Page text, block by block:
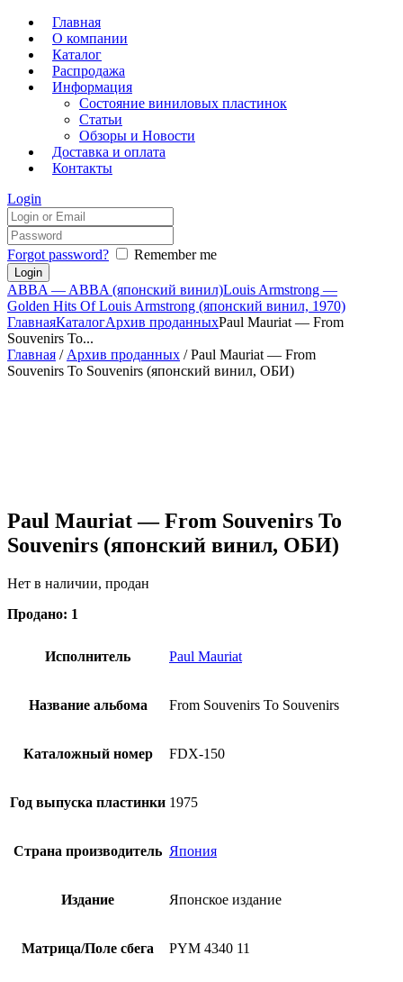
Главная
О компании
Каталог
Распродажа
Информация
Состояние виниловых пластинок
Статьи
Обзоры и Новости
Доставка и оплата
Контакты
Login
Forgot password? Remember me
ABBA — ABBA (японский винил)Louis Armstrong —
Golden Hits Of Louis Armstrong (японский винил, 1970)
ГлавнаяКаталогАрхив проданныхPaul Mauriat — From
Souvenirs To...
Главная / Архив проданных / Paul Mauriat — From
Souvenirs To Souvenirs (японский винил, ОБИ)
Paul Mauriat — From Souvenirs To
Souvenirs (японский винил, ОБИ)
Нет в наличии, продан
Продано: 1
Исполнитель Paul Mauriat
Название альбома From Souvenirs To Souvenirs
Каталожный номер FDX-150
Год выпуска пластинки 1975
Страна производитель Япония
Издание Японское издание
Матрица/Поле сбега PYM 4340 11